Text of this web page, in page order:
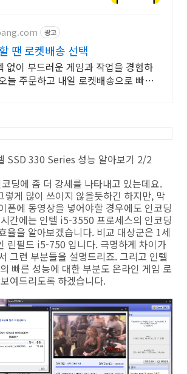
광고
땐 로켓배송 선택
없이 부드러운 게임과 작업을 경험하
늘 주문하고 내일 로켓배송으로 빠르
SSD 330 Series 성능 알아보기 2/2
딩에 좀 더 강세를 나타내고 있는데요.
렇게 많이 쓰이지 않을듯하긴 하지만, 막
폰에 동영상을 넣어야할 경우에도 인코딩
간에는 인텔 i5-3550 프로세스의 인코딩
율을 알아보겠습니다. 비교 대상군은 1세
린필드 i5-750 입니다. 극명하게 차이가
그런 부분들을 설명드리죠. 그리고 인텔
빠른 성능에 대한 부분도 온라인 게임 로
여드리도록 하겠습니다.